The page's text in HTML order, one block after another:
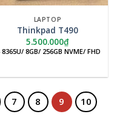
LAPTOP
Thinkpad T490
5.500.000₫
8365U/ 8GB/ 256GB NVME/ FHD
7 8 9 10